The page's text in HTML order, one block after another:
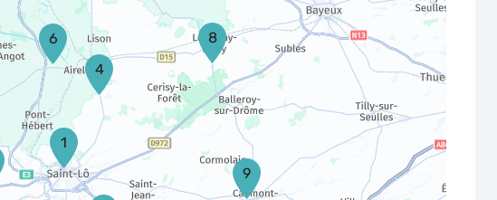
9
8
6
4
1